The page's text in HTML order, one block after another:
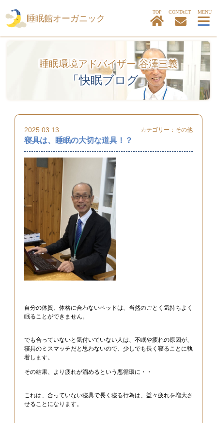
睡眠館オーガニック
TOP
睡眠環境アドバイザー 谷澤三義
「快眠ブログ」
2025.03.13 カテゴリー： その他
寝具は、睡眠の大切な道具！？
自分の体質、体格に合わないベッドは、当然のごとく気持ちよく
眠ることができません。
でも合っていないと気付いていない人は、不眠や疲れの原因が、
寝具のミスマッチだと思わないので、少しでも長く寝ることに執
着します。
その結果、より疲れが溜めるという悪循環に・・
これは、合っていない寝具で長く寝る行為は、益々疲れを増大さ
せることになります。